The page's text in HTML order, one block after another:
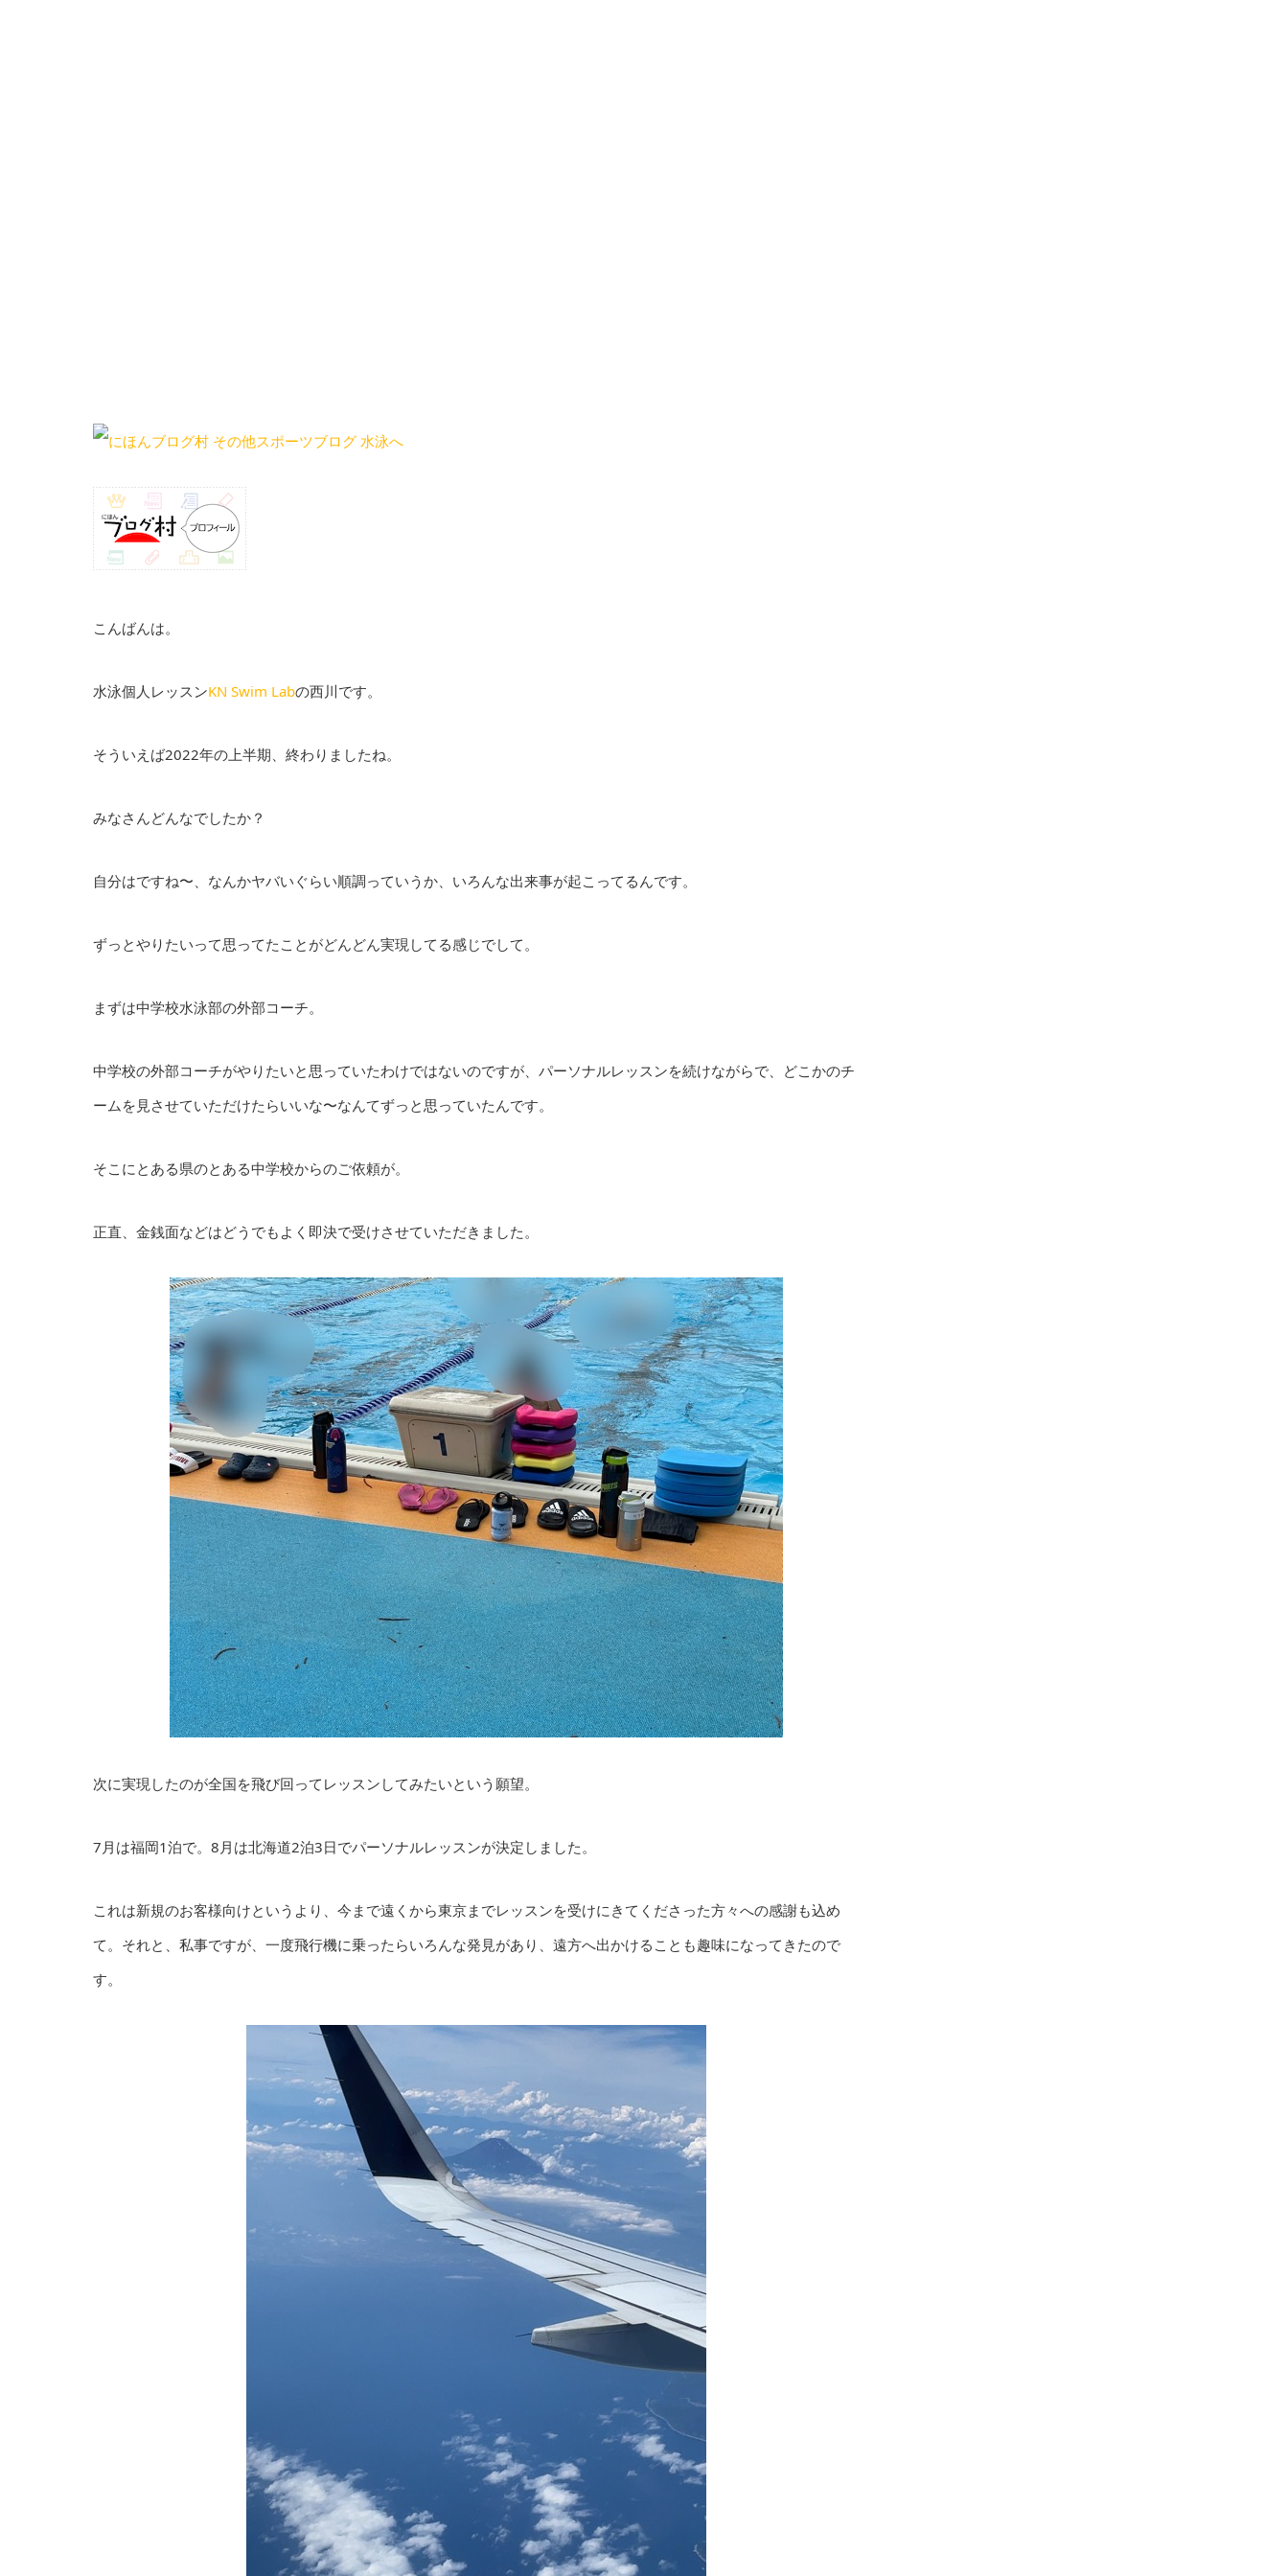
こんばんは。
水泳個人レッスンKN Swim Labの西川です。
そういえば2022年の上半期、終わりましたね。
みなさんどんなでしたか？
自分はですね〜、なんかヤバいぐらい順調っていうか、いろんな出来事が起こってるんです。
ずっとやりたいって思ってたことがどんどん実現してる感じでして。
まずは中学校水泳部の外部コーチ。
中学校の外部コーチがやりたいと思っていたわけではないのですが、パーソナルレッスンを続けながらで、どこかのチ
ームを見させていただけたらいいな〜なんてずっと思っていたんです。
そこにとある県のとある中学校からのご依頼が。
正直、金銭面などはどうでもよく即決で受けさせていただきました。
次に実現したのが全国を飛び回ってレッスンしてみたいという願望。
7月は福岡1泊で。8月は北海道2泊3日でパーソナルレッスンが決定しました。
これは新規のお客様向けというより、今まで遠くから東京までレッスンを受けにきてくださった方々への感謝も込め
て。それと、私事ですが、一度飛行機に乗ったらいろんな発見があり、遠方へ出かけることも趣味になってきたので
す。